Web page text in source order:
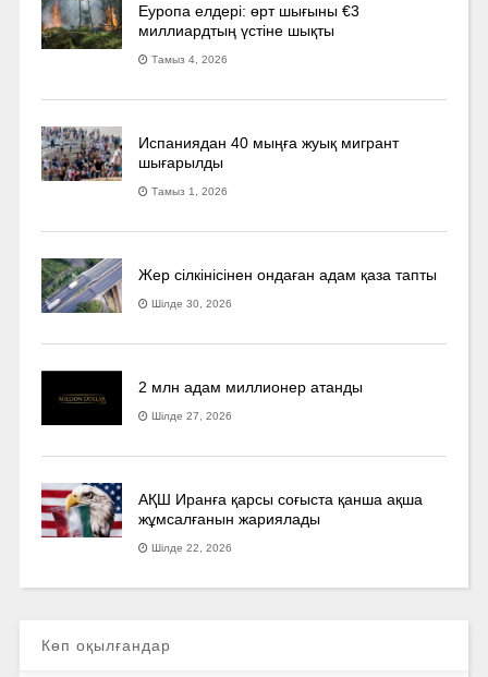
Еуропа елдері: өрт шығыны €3
миллиардтың үстіне шықты
Тамыз 4, 2026
Испаниядан 40 мыңға жуық мигрант
шығарылды
Тамыз 1, 2026
Жер сілкінісінен ондаған адам қаза тапты
Шілде 30, 2026
2 млн адам миллионер атанды
Шілде 27, 2026
АҚШ Иранға қарсы соғыста қанша ақша
жұмсалғанын жариялады
Шілде 22, 2026
Көп оқылғандар